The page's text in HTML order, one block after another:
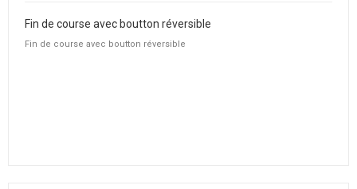
Fin de course avec boutton réversible
Fin de course avec boutton réversible